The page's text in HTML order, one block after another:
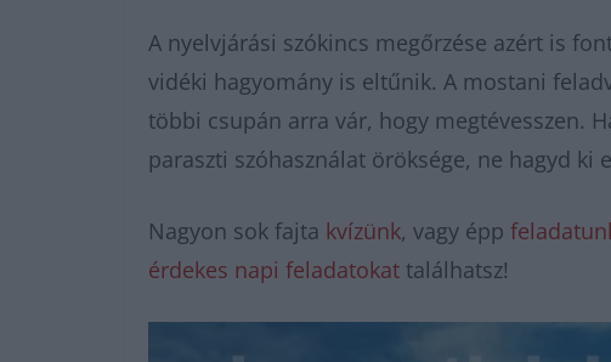
A nyelvjárási szókincs megőrzése azért is
vidéki hagyomány is eltűnik. A mostani
többi csupán arra vár, hogy megtévesszen.
paraszti szóhasználat öröksége, ne hagyd ki
Nagyon sok fajta kvízünk, vagy épp
érdekes napi feladatokat találhatsz!